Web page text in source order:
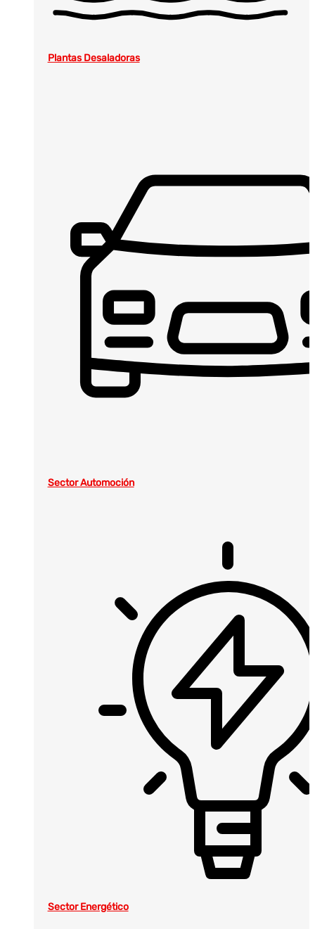
Plantas Desaladoras
Sector Automoción
Sector Energético